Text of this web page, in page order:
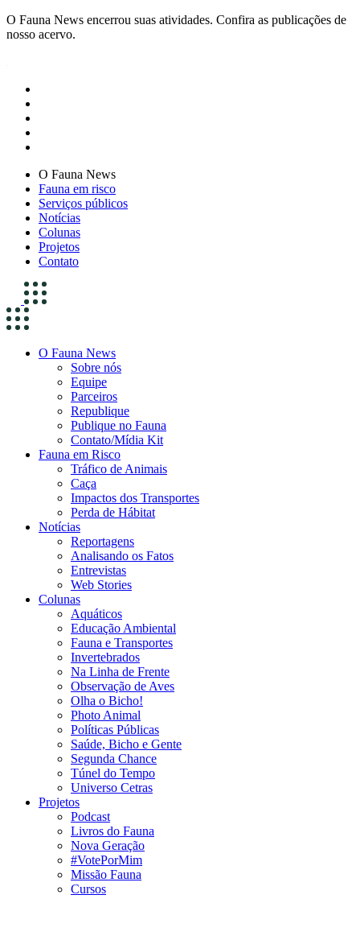
O Fauna News encerrou suas atividades. Confira as publicações de
nosso acervo.
O Fauna News
Fauna em risco
Serviços públicos
Notícias
Colunas
Projetos
Contato
O Fauna News
Sobre nós
Equipe
Parceiros
Republique
Publique no Fauna
Contato/Mídia Kit
Fauna em Risco
Tráfico de Animais
Caça
Impactos dos Transportes
Perda de Hábitat
Notícias
Reportagens
Analisando os Fatos
Entrevistas
Web Stories
Colunas
Aquáticos
Educação Ambiental
Fauna e Transportes
Invertebrados
Na Linha de Frente
Observação de Aves
Olha o Bicho!
Photo Animal
Políticas Públicas
Saúde, Bicho e Gente
Segunda Chance
Túnel do Tempo
Universo Cetras
Projetos
Podcast
Livros do Fauna
Nova Geração
#VotePorMim
Missão Fauna
Cursos